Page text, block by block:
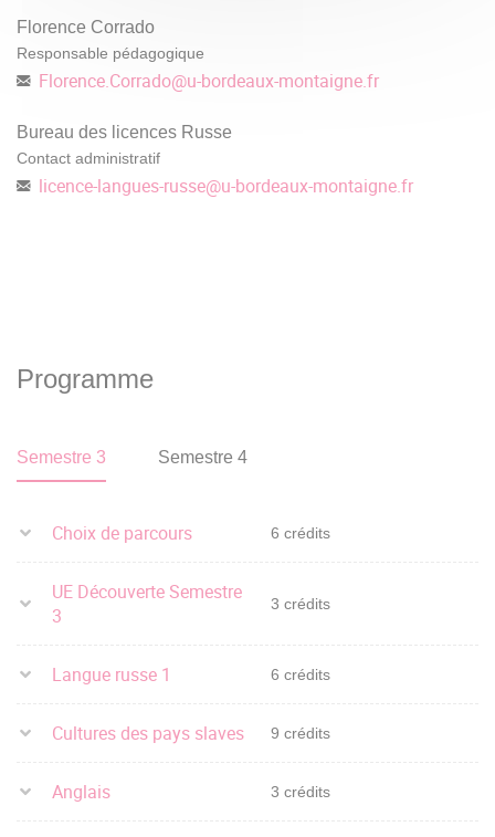
Florence Corrado
Responsable pédagogique
Florence.Corrado@u-bordeaux-montaigne.fr
Bureau des licences Russe
Contact administratif
licence-langues-russe@u-bordeaux-montaigne.fr
Programme
Semestre 3 Semestre 4
Choix de parcours 6 crédits
UE Découverte Semestre
3
3 crédits
Langue russe 1 6 crédits
Cultures des pays slaves 9 crédits
Anglais 3 crédits